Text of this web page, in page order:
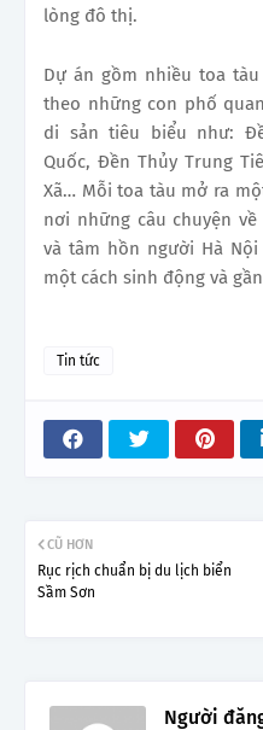
lòng đô thị.
Dự án gồm nhiều toa
theo những con phố
di sản tiêu biểu như:
Quốc, Đền Thủy Trung
Xã… Mỗi toa tàu mở ra
nơi những câu chuyện
và tâm hồn người Hà
một cách sinh động và
Tin tức
CŨ HƠN
Rục rịch chuẩn bị du lịch biển
Sầm Sơn
Người